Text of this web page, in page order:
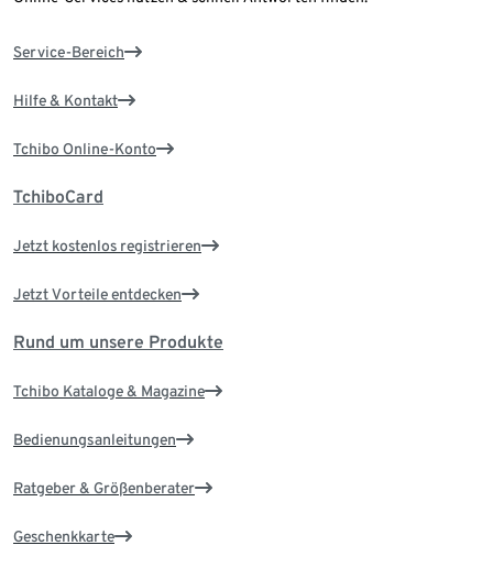
Service-Bereich
Hilfe & Kontakt
Tchibo Online-Konto
TchiboCard
Jetzt kostenlos registrieren
Jetzt Vorteile entdecken
Rund um unsere Produkte
Tchibo Kataloge & Magazine
Bedienungsanleitungen
Ratgeber & Größenberater
Geschenkkarte